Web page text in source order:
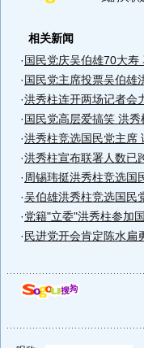
相关新闻
· 国民党庆吴伯雄70大寿
· 国民党主席投票吴伯雄
·洪秀柱连开两场记者会
· 国民党高层爱搞笑 洪秀
·洪秀柱竞选国民党主席
·洪秀柱宣布联署人数已
· 周锡玮挺洪秀柱竞选国
·吴伯雄洪秀柱竞选国民
·党籍"立委"洪秀柱参加
· 民进党开会肯定陈水扁